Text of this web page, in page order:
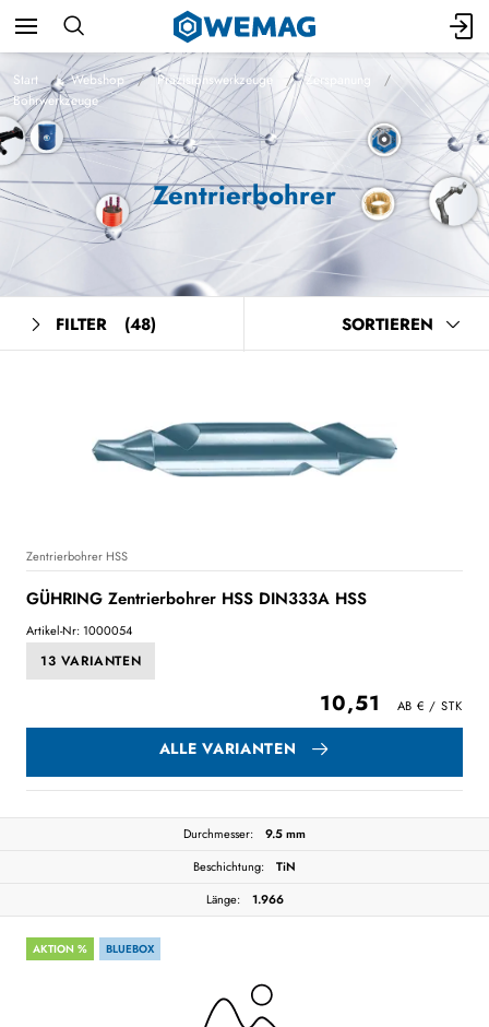
Start Webshop Präzisionswerkzeuge
Zerspanung
Bohrwerkzeuge
Zentrierbohrer
FILTER (48) SORTIEREN
Zentrierbohrer HSS
GÜHRING Zentrierbohrer HSS DIN333A HSS
Artikel-Nr: 1000054
13 VARIANTEN
10,51
ALLE VARIANTEN
Durchmesser:
9.5 mm
Beschichtung:
TiN
Länge:
1.966
AKTION % BLUEBOX